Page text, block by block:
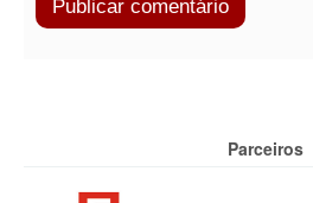
Parceiros